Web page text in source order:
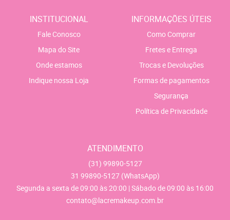
INSTITUCIONAL
Fale Conosco
Mapa do Site
Onde estamos
Indique nossa Loja
INFORMAÇÕES ÚTEIS
Como Comprar
Fretes e Entrega
Trocas e Devoluções
Formas de pagamentos
Segurança
Política de Privacidade
ATENDIMENTO
(31) 99890-5127
31 99890-5127 (WhatsApp)
Segunda a sexta de 09:00 às 20:00 | Sábado de 09:00 às 16:00
contato@lacremakeup.com.br